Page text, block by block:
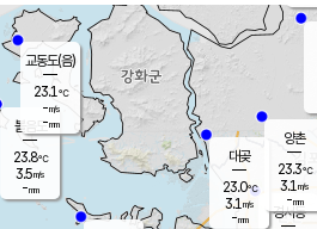
볼음도
23.8℃
3.5m/s
-mm
경서동
대곶
23.0℃
3.1 m/s
-mm
양촌
23.3℃
3.1 m/s
-mm
교동도(음)
23.1℃
-m/s
-mm